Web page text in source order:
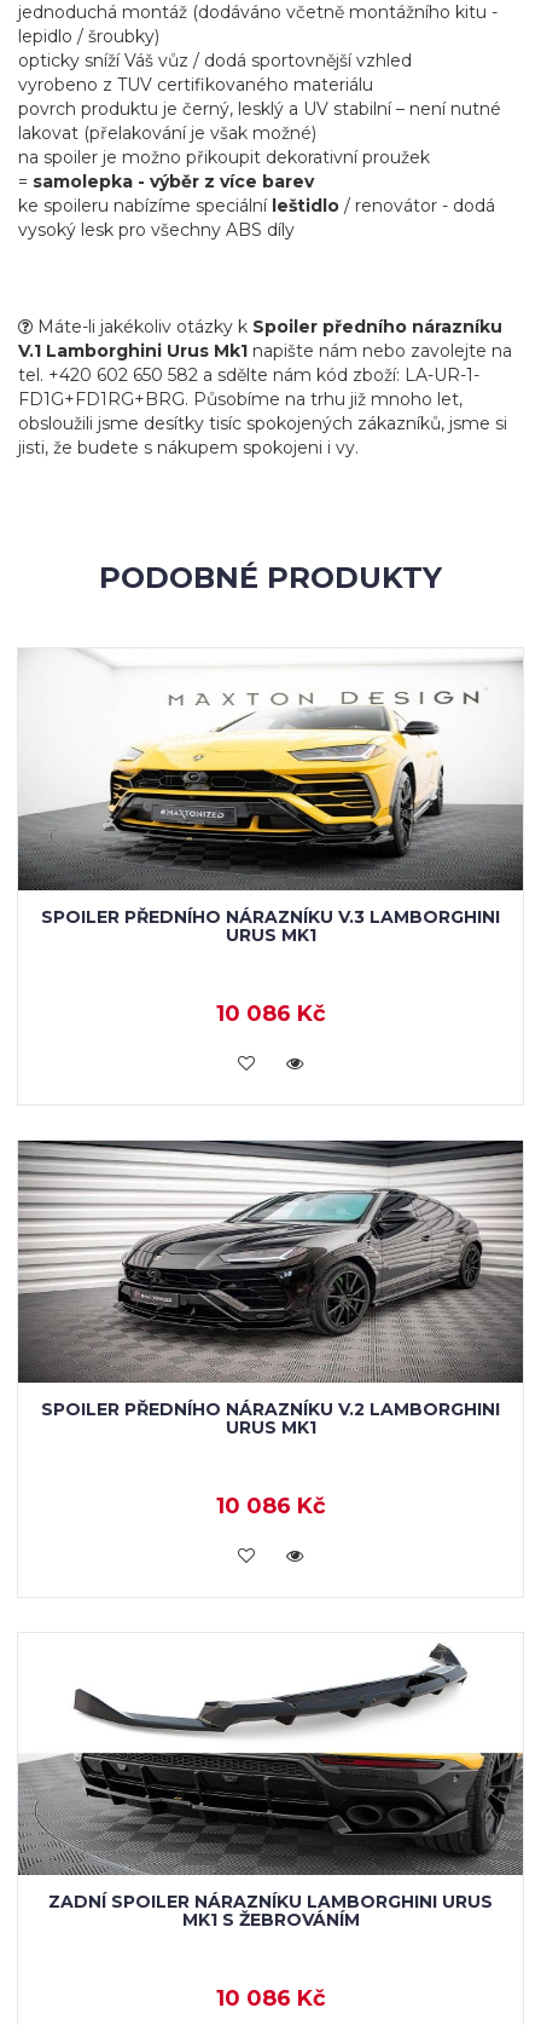
jednoduchá montáž (dodáváno včetně montážního kitu -
lepidlo / šroubky)
opticky sníží Váš vůz / dodá sportovnější vzhled
vyrobeno z TUV certifikovaného materiálu
povrch produktu je černý, lesklý a UV stabilní – není nutné
lakovat (přelakování je však možné)
na spoiler je možno přikoupit dekorativní proužek
= samolepka - výběr z více barev
ke spoileru nabízíme speciální leštidlo / renovátor - dodá
vysoký lesk pro všechny ABS díly
Máte-li jakékoliv otázky k Spoiler předního nárazníku
V.1 Lamborghini Urus Mk1 napište nám nebo zavolejte na
tel. +420 602 650 582 a sdělte nám kód zboží: LA-UR-1-
FD1G+FD1RG+BRG. Působíme na trhu již mnoho let,
obsloužili jsme desítky tisíc spokojených zákazníků, jsme si
jisti, že budete s nákupem spokojeni i vy.
PODOBNÉ PRODUKTY
SPOILER PŘEDNÍHO NÁRAZNÍKU V.3 LAMBORGHINI
URUS MK1
10 086 Kč
KOUPIT
SPOILER PŘEDNÍHO NÁRAZNÍKU V.2 LAMBORGHINI
URUS MK1
10 086 Kč
KOUPIT
ZADNÍ SPOILER NÁRAZNÍKU LAMBORGHINI URUS
MK1 S ŽEBROVÁNÍM
10 086 Kč